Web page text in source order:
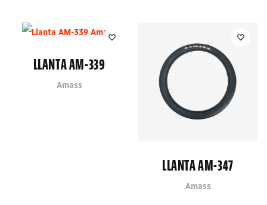
LLANTA AM-339
Amass
LLANTA AM-347
Amass